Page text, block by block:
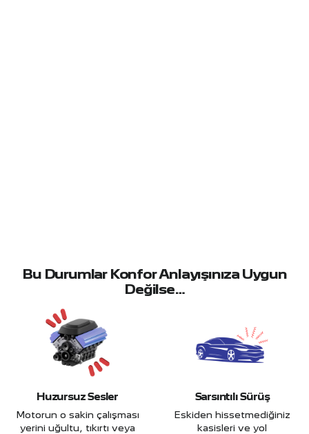
Bu Durumlar Konfor Anlayışınıza Uygun
Değilse…
Huzursuz Sesler
Motorun o sakin çalışması
yerini uğultu, tıkırtı veya
Sarsıntılı Sürüş
Eskiden hissetmediğiniz
kasisleri ve yol